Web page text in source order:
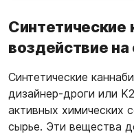
Синтетические
воздействие на
Синтетические
дизайнер-дроги или
активных химических
сырье. Эти вещества